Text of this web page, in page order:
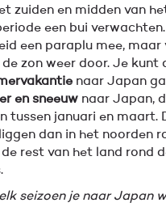
zuiden en midden van
een bui
een paraplu mee, maar
zon weer door. Je kunt
naar Japan
en sneeuw naar Japan,
tussen januari en maart.
dan in het noorden
rest van het land rond
seizoen je naar Japan